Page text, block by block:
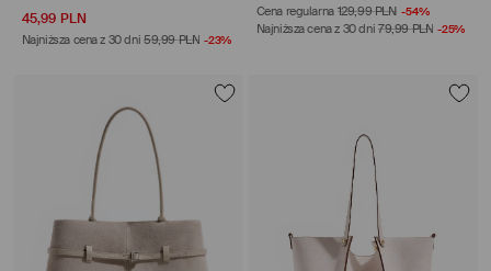
45,99 PLN
Najniższa cena z 30 dni 59,99 PLN -23%
Cena regularna 129,99 PLN -54%
Najniższa cena z 30 dni 79,99 PLN -25%